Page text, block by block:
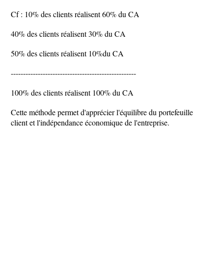
Cf : 10% des clients réalisent 60% du CA
40% des clients réalisent 30% du CA
50% des clients réalisent 10%du CA
---------------------------------------------------
100% des clients réalisent 100% du CA
Cette méthode permet d'apprécier l'équilibre du portefeuille
client et l'indépendance économique de l'entreprise.